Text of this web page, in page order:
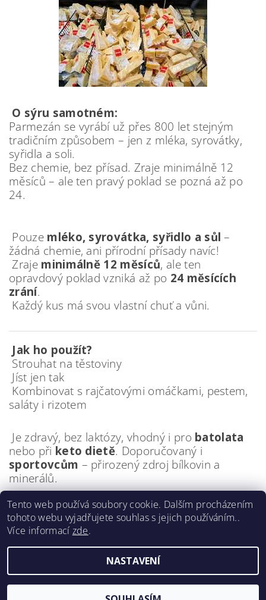
O sýru samotném:
Parmezán se vyrábí už přes 800 let stejným
tradičním způsobem – jen z mléka, syrovátky,
syřidla a soli.
Bez chemie, bez přísad. Zraje minimálně 12
měsíců – ale ten pravý poklad se pozná až po
24.
Pouze mléko, syrovátka, syřidlo a sůl –
žádná chemie, ani přírodní přísady navíc!
Zraje minimálně 12 měsíců, ale ten
opravdový poklad vzniká až po 24 měsících
zrání.
Každý kus má svou vlastní chuť a vůni.
Jak ho použít?
Strouhat na těstoviny
Jíst jen tak
Kombinovat s rajčatovými omáčkami, pestem,
saláty i rizotem
Je zdravý, bez laktózy, vhodný i pro batolata
nebo při keto dietě. Doporučovaný i
sportovcům – přirozený zdroj bílkovin a
minerálů.
2026 ©Parmezány.cz, všechna práva vyhrazena
Vytvořil Shoptet
Tento web používá soubory cookie. Dalším procházením
tohoto webu vyjadřujete souhlas s jejich používáním..
Více informací zde.
NASTAVENÍ